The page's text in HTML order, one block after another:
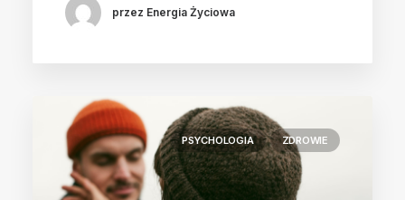
przez Energia Życiowa
PSYCHOLOGIA ZDROWIE